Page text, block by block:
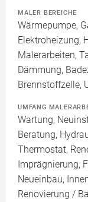
MALER BEREICHE
Wärmepumpe,
Elektroheizung,
Malerarbeiten,
Dämmung,
Brennstoffzelle,
UMFANG
Wartung,
Beratung,
Thermostat,
Imprägnierung,
Neueinbau,
Renovierung /